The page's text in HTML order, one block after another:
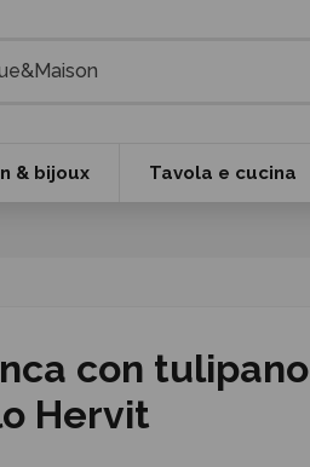
& bijoux Tavola e cucina
con tulipano
Hervit